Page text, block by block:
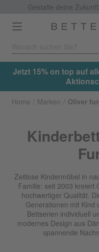
Gestalte deine
Toggle
navigation
erhalten.
Jetzt 15%
Home Marken Oliver
Zeitlose Kindermöbel in
Familie: seit 2003 kreiert
hochwertiger Qualität.
Generationen mit Kind
Bettserien individuell
modernes Design aus
spannende